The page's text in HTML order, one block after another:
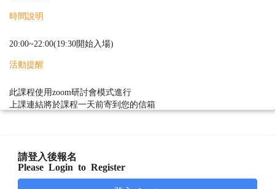
時間說明
20:00~22:00(19:30開始入場)
活動提醒
此課程使用zoom研討會模式進行
上課連結將於課程一天前寄到您的信箱
請登入後報名
Please Login to Register